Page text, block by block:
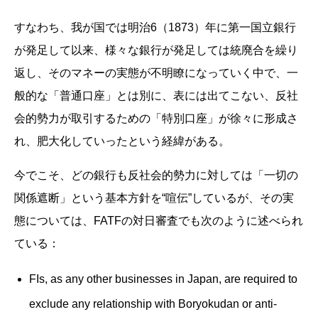
すなわち、我が国では明治6（1873）年に第一国立銀行
が発足して以来、様々な銀行が発足しては統廃合を繰り
返し、そのマネーの実態が不明瞭になっていく中で、一
般的な「普通口座」とは別に、表には出てこない、反社
会的勢力が取引するための「特別口座」が徐々に形成さ
れ、肥大化していったという経緯がある。
今でこそ、どの銀行も反社会的勢力に対しては「一切の
関係遮断」という基本方針を“喧伝”しているが、その実
態については、FATFの対日審査でも次のように述べられ
ている：
FIs, as any other businesses in Japan, are required to
exclude any relationship with Boryokudan or anti-